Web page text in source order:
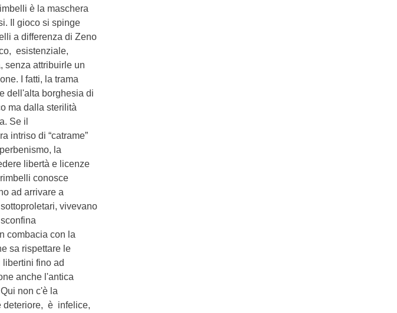
è la maschera
Il gioco si spinge
a differenza di Zeno
esistenziale,
senza attribuirle un
I fatti, la trama
dell'alta borghesia di
ma dalla sterilità
Se il
intriso di “catrame”
la
libertà e licenze
conosce
ad arrivare a
vivevano
combacia con la
sa rispettare le
fino ad
anche l'antica
non c'è la
deteriore, è infelice,